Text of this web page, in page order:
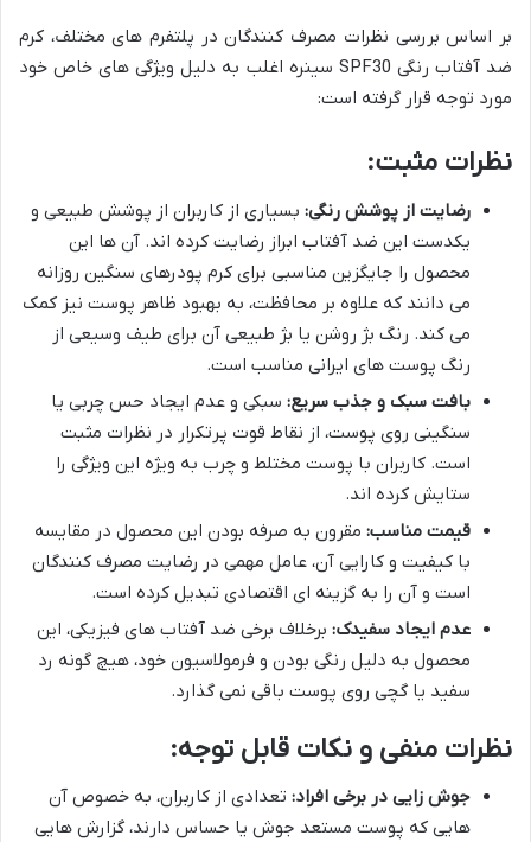
بر اساس بررسی نظرات مصرف کنندگان در پلتفرم های مختلف، کرم
ضد آفتاب رنگی SPF30 سینره اغلب به دلیل ویژگی های خاص خود
مورد توجه قرار گرفته است:
نظرات مثبت:
رضایت از پوشش رنگی: بسیاری از کاربران از پوشش طبیعی و
یکدست این ضد آفتاب ابراز رضایت کرده اند. آن ها این
محصول را جایگزین مناسبی برای کرم پودرهای سنگین روزانه
می دانند که علاوه بر محافظت، به بهبود ظاهر پوست نیز کمک
می کند. رنگ بژ روشن یا بژ طبیعی آن برای طیف وسیعی از
رنگ پوست های ایرانی مناسب است.
بافت سبک و جذب سریع: سبکی و عدم ایجاد حس چربی یا
سنگینی روی پوست، از نقاط قوت پرتکرار در نظرات مثبت
است. کاربران با پوست مختلط و چرب به ویژه این ویژگی را
ستایش کرده اند.
قیمت مناسب: مقرون به صرفه بودن این محصول در مقایسه
با کیفیت و کارایی آن، عامل مهمی در رضایت مصرف کنندگان
است و آن را به گزینه ای اقتصادی تبدیل کرده است.
عدم ایجاد سفیدک: برخلاف برخی ضد آفتاب های فیزیکی، این
محصول به دلیل رنگی بودن و فرمولاسیون خود، هیچ گونه رد
سفید یا گچی روی پوست باقی نمی گذارد.
نظرات منفی و نکات قابل توجه:
جوش زایی در برخی افراد: تعدادی از کاربران، به خصوص آن
هایی که پوست مستعد جوش یا حساس دارند، گزارش هایی